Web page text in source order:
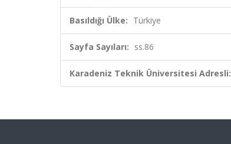
Basıldığı Ülke: Türkiye
Sayfa Sayıları: ss.86
Karadeniz Teknik Üniversitesi Adresli: